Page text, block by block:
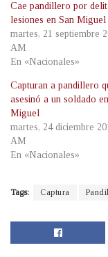
Cae pandillero por
lesiones en San Miguel
martes, 21 septiembre
AM
En «Nacionales»
Capturan a pandillero
asesinó a un soldado
Miguel
martes, 24 diciembre
AM
En «Nacionales»
Tags: Captura